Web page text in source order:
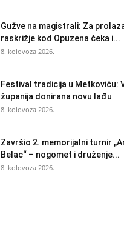
Gužve na magistrali: Za
raskrižje kod Opuzena čeka i...
8. kolovoza 2026.
Festival tradicija u Metkoviću:
županija donirana novu lađu
8. kolovoza 2026.
Završio 2. memorijalni turnir
Belac“ – nogomet i druženje...
8. kolovoza 2026.